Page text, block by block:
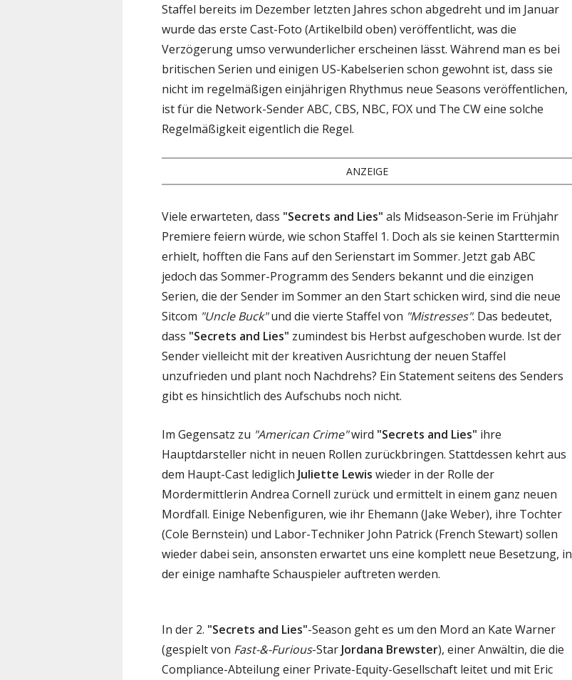
Staffel bereits im Dezember letzten Jahres schon abgedreht und im Januar
wurde das erste Cast-Foto (Artikelbild oben) veröffentlicht, was die
Verzögerung umso verwunderlicher erscheinen lässt. Während man es bei
britischen Serien und einigen US-Kabelserien schon gewohnt ist, dass sie
nicht im regelmäßigen einjährigen Rhythmus neue Seasons veröffentlichen,
ist für die Network-Sender ABC, CBS, NBC, FOX und The CW eine solche
Regelmäßigkeit eigentlich die Regel.
ANZEIGE
Viele erwarteten, dass "Secrets and Lies" als Midseason-Serie im Frühjahr
Premiere feiern würde, wie schon Staffel 1. Doch als sie keinen Starttermin
erhielt, hofften die Fans auf den Serienstart im Sommer. Jetzt gab ABC
jedoch das Sommer-Programm des Senders bekannt und die einzigen
Serien, die der Sender im Sommer an den Start schicken wird, sind die neue
Sitcom "Uncle Buck"und die vierte Staffel von "Mistresses". Das bedeutet,
dass "Secrets and Lies" zumindest bis Herbst aufgeschoben wurde. Ist der
Sender vielleicht mit der kreativen Ausrichtung der neuen Staffel
unzufrieden und plant noch Nachdrehs? Ein Statement seitens des Senders
gibt es hinsichtlich des Aufschubs noch nicht.
Im Gegensatz zu "American Crime"wird "Secrets and Lies" ihre
Hauptdarsteller nicht in neuen Rollen zurückbringen. Stattdessen kehrt aus
dem Haupt-Cast lediglich Juliette Lewis wieder in der Rolle der
Mordermittlerin Andrea Cornell zurück und ermittelt in einem ganz neuen
Mordfall. Einige Nebenfiguren, wie ihr Ehemann (Jake Weber), ihre Tochter
(Cole Bernstein) und Labor-Techniker John Patrick (French Stewart) sollen
wieder dabei sein, ansonsten erwartet uns eine komplett neue Besetzung, in
der einige namhafte Schauspieler auftreten werden.
In der 2. "Secrets and Lies"-Season geht es um den Mord an Kate Warner
(gespielt von Fast-&-Furious-Star Jordana Brewster), einer Anwältin, die die
Compliance-Abteilung einer Private-Equity-Gesellschaft leitet und mit Eric